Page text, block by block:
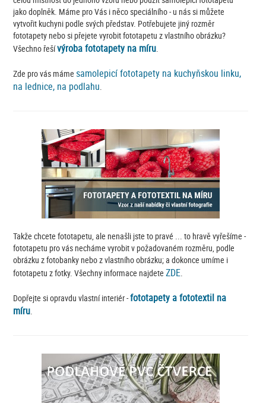
jako doplněk. Máme pro Vás i něco speciálního - u nás si můžete
vytvořit kuchyni podle svých představ. Potřebujete jiný rozměr
fototapety nebo si přejete vyrobit fototapetu z vlastního obrázku?
Všechno řešívýroba fototapety na míru.
Zde pro vás mámesamolepicí fototapety na kuchyňskou linku,
na lednice, na podlahu.
Takže chcete fototapetu, ale nenašli jste to pravé ... to hravě vyřešíme -
fototapetu pro vás necháme vyrobit v požadovaném rozměru, podle
obrázku z fotobanky nebo z vlastního obrázku; a dokonce umíme i
fototapetu z fotky. Všechny informace najdeteZDE.
Dopřejte si opravdu vlastní interiér -fototapety a fototextil na
míru.